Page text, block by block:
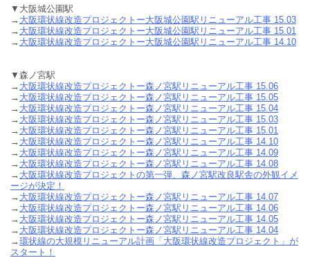
▼大阪城公園駅
→ 大阪環状線改造プロジェクトー大阪城公園駅リニューアル工事 15.03
→ 大阪環状線改造プロジェクトー大阪城公園駅リニューアル工事 15.01
→ 大阪環状線改造プロジェクトー大阪城公園駅リニューアル工事 14.10
▼森ノ宮駅
→ 大阪環状線改造プロジェクトー森ノ宮駅リニューアル工事 15.06
→ 大阪環状線改造プロジェクトー森ノ宮駅リニューアル工事 15.05
→ 大阪環状線改造プロジェクトー森ノ宮駅リニューアル工事 15.04
→ 大阪環状線改造プロジェクトー森ノ宮駅リニューアル工事 15.03
→ 大阪環状線改造プロジェクトー森ノ宮駅リニューアル工事 15.01
→ 大阪環状線改造プロジェクトー森ノ宮駅リニューアル工事 14.10
→ 大阪環状線改造プロジェクトー森ノ宮駅リニューアル工事 14.09
→ 大阪環状線改造プロジェクトー森ノ宮駅リニューアル工事 14.08
→ 大阪環状線改造プロジェクトの第一弾、森ノ宮駅改良駅舎の外観イメ
ージが決定！
→ 大阪環状線改造プロジェクトー森ノ宮駅リニューアル工事 14.07
→ 大阪環状線改造プロジェクトー森ノ宮駅リニューアル工事 14.06
→ 大阪環状線改造プロジェクトー森ノ宮駅リニューアル工事 14.05
→ 大阪環状線改造プロジェクトー森ノ宮駅リニューアル工事 14.04
→環状線の大規模リニューアル計画「大阪環状線改造プロジェクト」が
スタート！